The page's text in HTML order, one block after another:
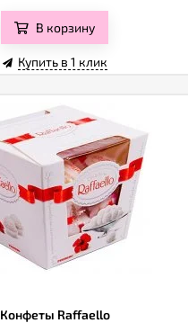
В корзину
Купить в 1 клик
Конфеты Raffaello